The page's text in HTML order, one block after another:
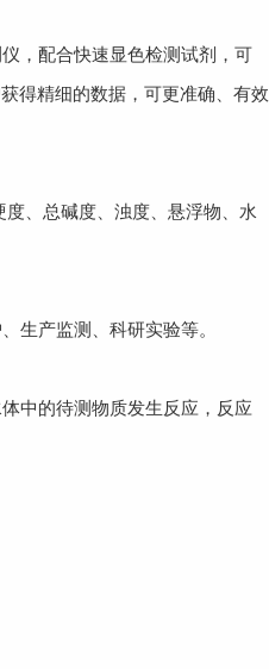
，配合快速显色检测试剂，可
得精细的数据，可更准确、有效
、总碱度、浊度、悬浮物、水
产监测、科研实验等。
中的待测物质发生反应，反应